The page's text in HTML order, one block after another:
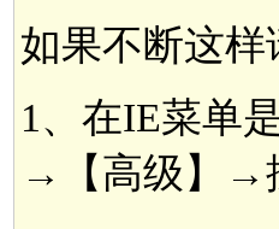
如果不断这
1、在IE菜单
→【高级】→